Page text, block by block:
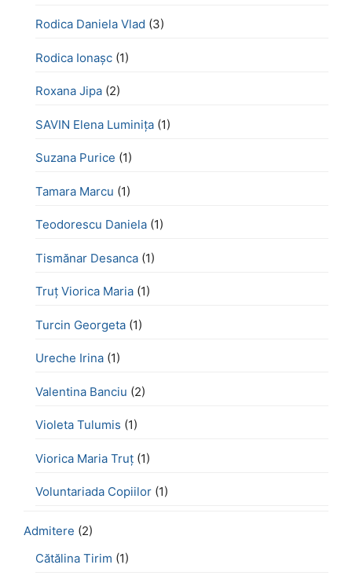
Rodica Daniela Vlad (3)
Rodica Ionașc (1)
Roxana Jipa (2)
SAVIN Elena Luminița (1)
Suzana Purice (1)
Tamara Marcu (1)
Teodorescu Daniela (1)
Tismănar Desanca (1)
Truț Viorica Maria (1)
Turcin Georgeta (1)
Ureche Irina (1)
Valentina Banciu (2)
Violeta Tulumis (1)
Viorica Maria Truț (1)
Voluntariada Copiilor (1)
Admitere (2)
Cătălina Tirim (1)